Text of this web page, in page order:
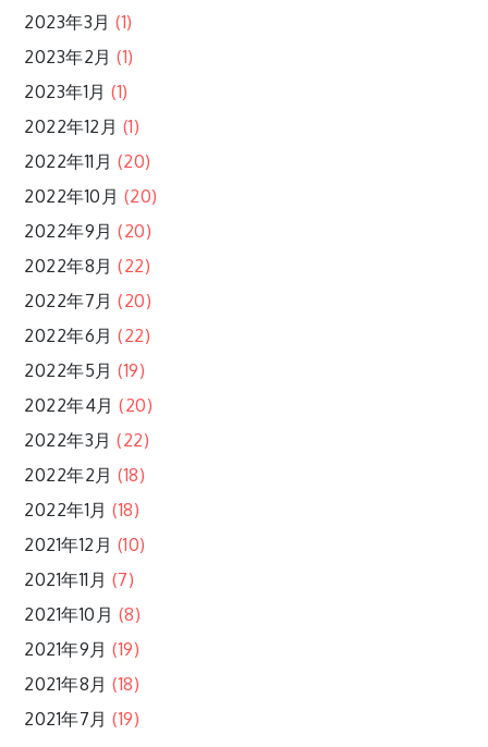
2023年3月 (1)
2023年2月 (1)
2023年1月 (1)
2022年12月 (1)
2022年11月 (20)
2022年10月 (20)
2022年9月 (20)
2022年8月 (22)
2022年7月 (20)
2022年6月 (22)
2022年5月 (19)
2022年4月 (20)
2022年3月 (22)
2022年2月 (18)
2022年1月 (18)
2021年12月 (10)
2021年11月 (7)
2021年10月 (8)
2021年9月 (19)
2021年8月 (18)
2021年7月 (19)